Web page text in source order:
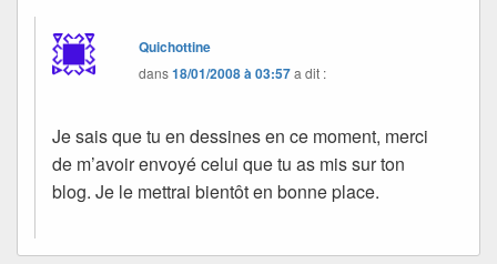
Quichottine
dans18/01/2008 à 03:57a dit :
Je sais que tu en dessines en ce moment, merci
de m’avoir envoyé celui que tu as mis sur ton
blog. Je le mettrai bientôt en bonne place.